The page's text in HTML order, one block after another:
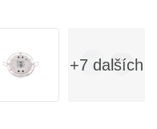
+7 dalších